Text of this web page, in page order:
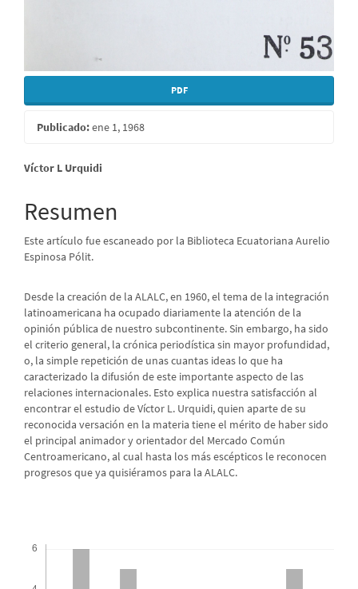
PDF
Publicado:ene 1, 1968
Contenido
principal
del
artículo
Víctor L Urquidi
Resumen
Este artículo fue escaneado por la Biblioteca Ecuatoriana Aurelio
Espinosa Pólit.
Desde la creación de la ALALC, en 1960, el tema de la integración
latinoamericana ha ocupado diariamente la atención de la
opinión pública de nuestro subcontinente. Sin embargo, ha sido
el criterio general, la crónica periodística sin mayor profundidad,
o, la simple repetición de unas cuantas ideas lo que ha
caracterizado la difusión de este importante aspecto de las
relaciones internacionales. Esto explica nuestra satisfacción al
encontrar el estudio de Víctor L. Urquidi, quien aparte de su
reconocida versación en la materia tiene el mérito de haber sido
el principal animador y orientador del Mercado Común
Centroamericano, al cual hasta los más escépticos le reconocen
progresos que ya quisiéramos para la ALALC.